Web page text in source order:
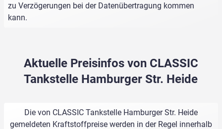
zu Verzögerungen bei der Datenübertragung kommen
kann.
Aktuelle Preisinfos von CLASSIC
Tankstelle Hamburger Str. Heide
Die von CLASSIC Tankstelle Hamburger Str. Heide
gemeldeten Kraftstoffpreise werden in der Regel innerhalb